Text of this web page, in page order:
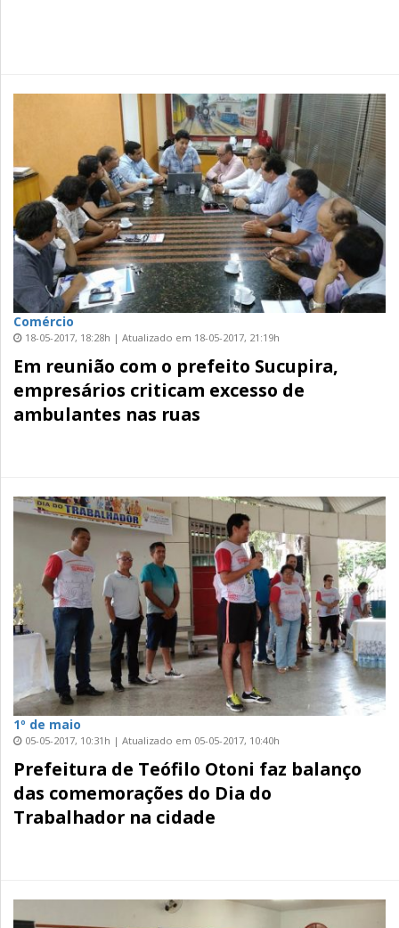
Comércio
18-05-2017, 18:28h | Atualizado em 18-05-2017, 21:19h
Em reunião com o prefeito Sucupira,
empresários criticam excesso de
ambulantes nas ruas
1º de maio
05-05-2017, 10:31h | Atualizado em 05-05-2017, 10:40h
Prefeitura de Teófilo Otoni faz balanço
das comemorações do Dia do
Trabalhador na cidade